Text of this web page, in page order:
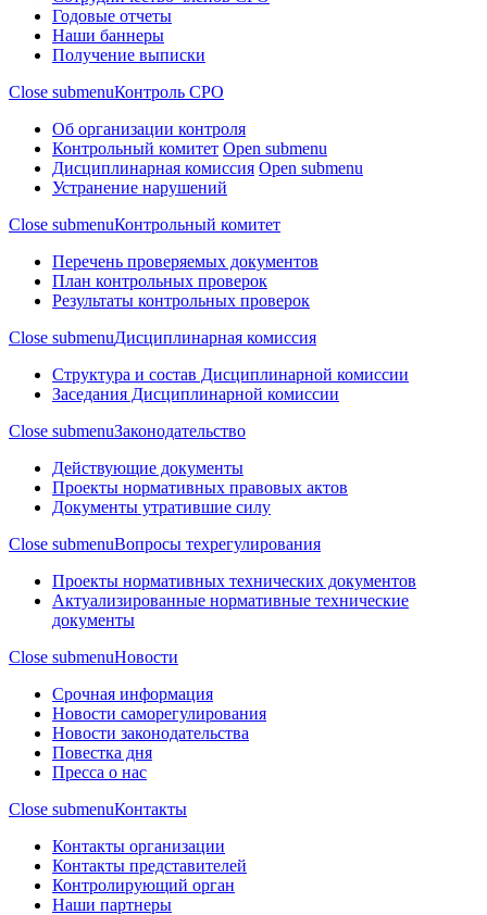
Годовые отчеты
Наши баннеры
Получение выписки
Close submenuКонтроль СРО
Об организации контроля
Контрольный комитет Open submenu
Дисциплинарная комиссия Open submenu
Устранение нарушений
Close submenuКонтрольный комитет
Перечень проверяемых документов
План контрольных проверок
Результаты контрольных проверок
Close submenuДисциплинарная комиссия
Структура и состав Дисциплинарной комиссии
Заседания Дисциплинарной комиссии
Close submenuЗаконодательство
Действующие документы
Проекты нормативных правовых актов
Документы утратившие силу
Close submenuВопросы техрегулирования
Проекты нормативных технических документов
Актуализированные нормативные технические
документы
Close submenuНовости
Срочная информация
Новости саморегулирования
Новости законодательства
Повестка дня
Пресса о нас
Close submenuКонтакты
Контакты организации
Контакты представителей
Контролирующий орган
Наши партнеры